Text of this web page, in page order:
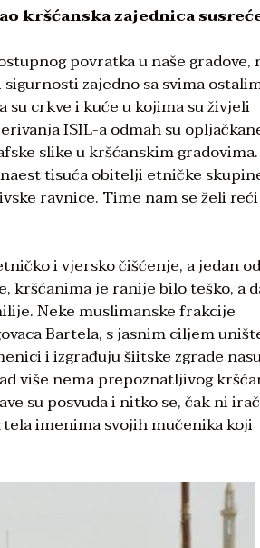
kršćanska zajednica
povratka u naše gradove,
zajedno sa svima
crkve i kuće u kojima su živjeli
ISIL-a odmah su
slike u kršćanskim
tisuća obitelji etničke
ravnice. Time nam se želi
i vjersko čišćenje, a jedan od
kršćanima je ranije bilo teško, a
Neke muslimanske frakcije
Bartela, s jasnim ciljem
i izgrađuju šiitske zgrade
više nema prepoznatljivog
su posvuda i nitko se, čak ni
imenima svojih mučenika koji